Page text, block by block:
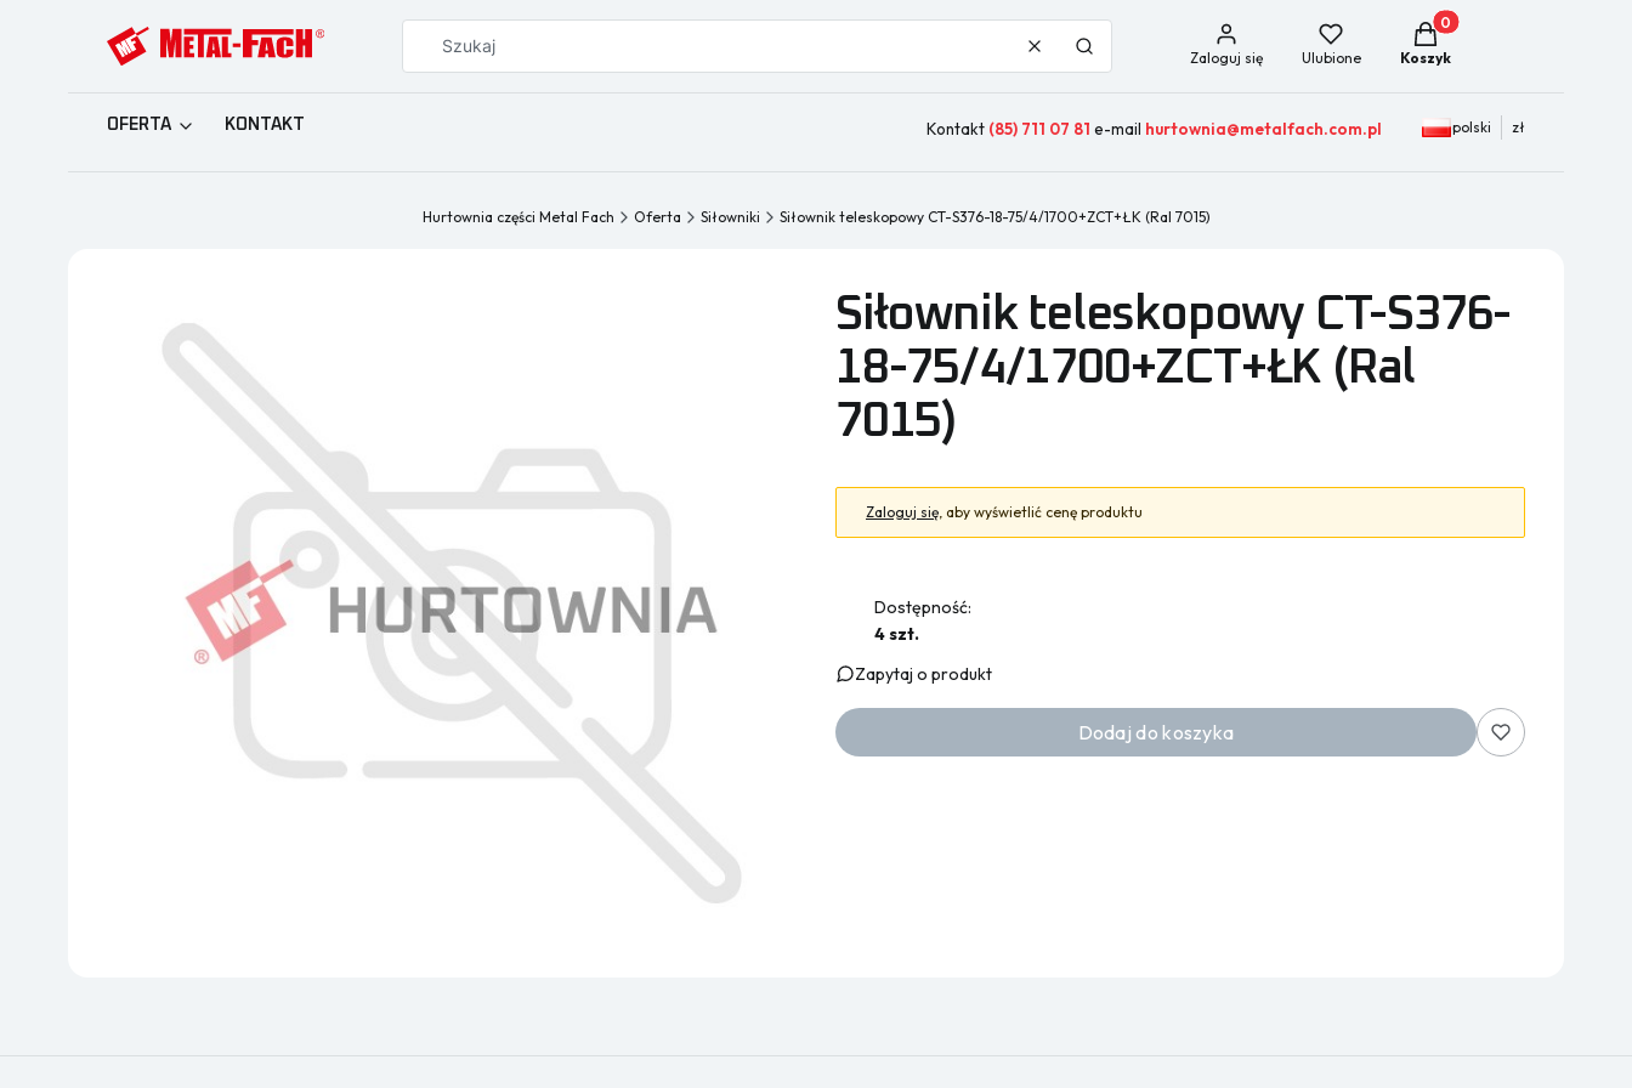
WyczyśćSzukaj Zaloguj się Ulubione
Produkty w koszyku: 0.
Koszyk
OFERTA KONTAKT Kontakt (85) 711 07 81 e-mail hurtownia@metalfach.com.pl polski zł
Hurtownia części Metal Fach Oferta Siłowniki Siłownik teleskopowy CT-S376-18-75/4/1700+ZCT+ŁK (Ral 7015)
Siłownik teleskopowy CT-S376-
18-75/4/1700+ZCT+ŁK (Ral
7015)
Zaloguj się, aby wyświetlić cenę produktu
Dostępność:
4 szt.
Zapytaj o produkt
Dodaj do koszyka